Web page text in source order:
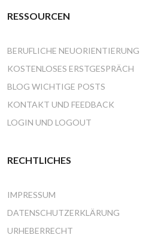
RESSOURCEN
BERUFLICHE NEUORIENTIERUNG
KOSTENLOSES ERSTGESPRÄCH
BLOG WICHTIGE POSTS
KONTAKT UND FEEDBACK
LOGIN UND LOGOUT
RECHTLICHES
IMPRESSUM
DATENSCHUTZERKLÄRUNG
URHEBERRECHT